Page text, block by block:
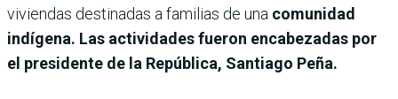
viviendas destinadas a familias de una comunidad
indígena. Las actividades fueron encabezadas por
el presidente de la República, Santiago Peña.